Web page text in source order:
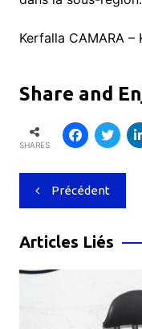
Kerfalla CAMARA –
Share and
SHARES
Navigation
de
l’article
Précédent
Articles Liés